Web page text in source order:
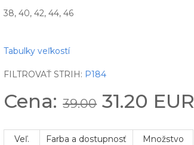
38, 40, 42, 44, 46
Tabulky veľkostí
FILTROVAŤ STRIH: P184
Cena:39.0031.20 EUR
Veľ. Farba a dostupnosť Množstvo